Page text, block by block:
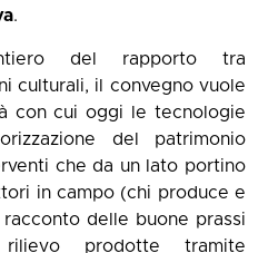
.
del rapporto tra
culturali, il convegno vuole
con cui oggi le tecnologie
del patrimonio
che da un lato portino
in campo (chi produce e
delle buone prassi
prodotte tramite